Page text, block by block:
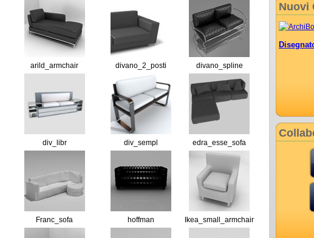
arild_armchair divano_2_posti divano_spline
div_libr div_sempl edra_esse_sofa
Franc_sofa hoffman Ikea_small_armchair
Nuovi